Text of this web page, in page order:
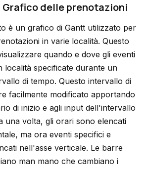
delle prenotazioni
è un grafico di Gantt utilizzato per
in varie località. Questo
quando e dove gli eventi
località specificate durante un
di tempo. Questo intervallo di
facilmente modificato apportando
di inizio e agli input dell'intervallo
una volta, gli orari sono elencati
ma ora eventi specifici e
nell'asse verticale. Le barre
man mano che cambiano i